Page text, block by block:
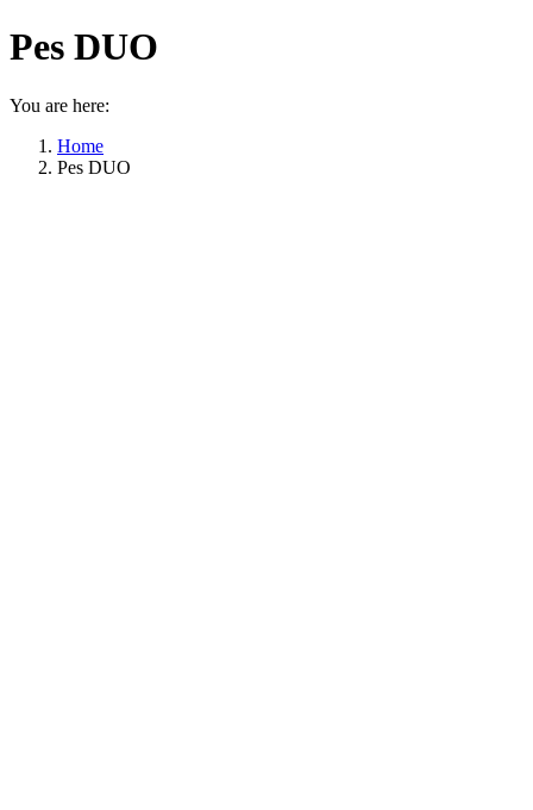
Pes DUO
You are here:
Home
Pes DUO